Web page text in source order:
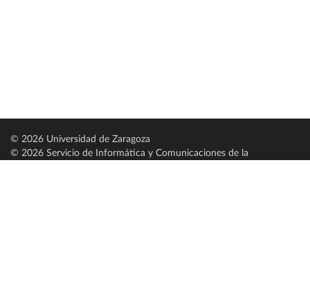
© 2026 Universidad de Zaragoza
© 2026 Servicio de Informática y Comunicaciones de la